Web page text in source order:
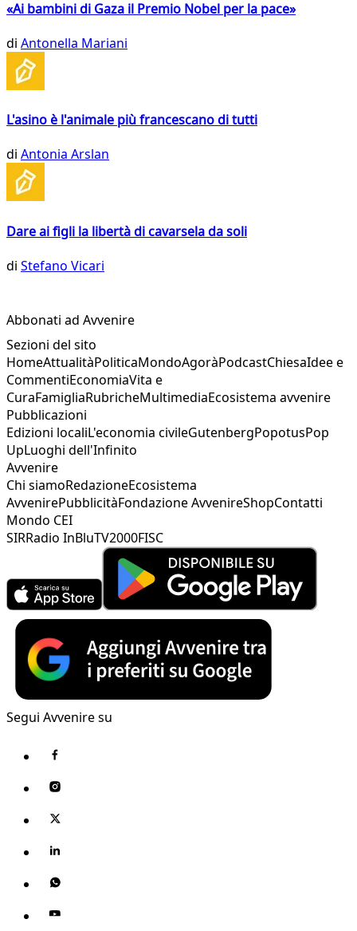
«Ai bambini di Gaza il Premio Nobel per la pace»
di Antonella Mariani
L'asino è l'animale più francescano di tutti
di Antonia Arslan
Dare ai figli la libertà di cavarsela da soli
di Stefano Vicari
Abbonati ad Avvenire
Sezioni del sito
HomeAttualitàPoliticaMondoAgoràPodcastChiesaIdee e
CommentiEconomiaVita e
CuraFamigliaRubricheMultimediaEcosistema avvenire
Pubblicazioni
Edizioni localiL'economia civileGutenbergPopotusPop
UpLuoghi dell'Infinito
Avvenire
Chi siamoRedazioneEcosistema
AvvenirePubblicitàFondazione AvvenireShopContatti
Mondo CEI
SIRRadio InBluTV2000FISC
Segui Avvenire su